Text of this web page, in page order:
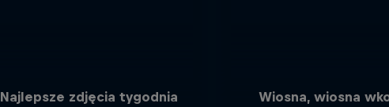
Najlepsze zdjęcia tygodnia Wiosna, wiosna